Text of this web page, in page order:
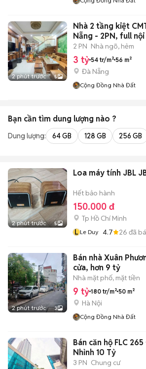
2 phút trước 5
Nhà 2 tầng kiệt
Nẵng - 2PN, full
2 PN Nhà ngõ, hẻm
3 tỷ 54 tr/m² 56 m²
Đà Nẵng
Cộng Đồng Nhà Đất
Bạn cần tìm dung lượng nào ?
Dung lượng: 64 GB 128 GB 256 GB
2 phút trước 5
Loa máy tính JBL
Hết bảo hành
150.000 đ
Tp Hồ Chí Minh
L Le Duy 4.7 26 đã
2 phút trước 3
Bán nhà Xuân
cửa, hơn 9 tỷ
Nhà mặt phố, mặt tiền
9 tỷ 180 tr/m² 50 m²
Hà Nội
Cộng Đồng Nhà Đất
Bán căn hộ FLC
Nhỉnh 10 Tỷ
3 PN Chung cư